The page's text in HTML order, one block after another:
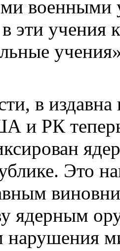
эти учения
в
и РК
Это
ядерным
нарушения